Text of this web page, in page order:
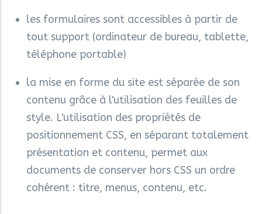
les formulaires sont accessibles à partir de
tout support (ordinateur de bureau, tablette,
téléphone portable)
la mise en forme du site est séparée de son
contenu grâce à l'utilisation des feuilles de
style. L'utilisation des propriétés de
positionnement CSS, en séparant totalement
présentation et contenu, permet aux
documents de conserver hors CSS un ordre
cohérent : titre, menus, contenu, etc.